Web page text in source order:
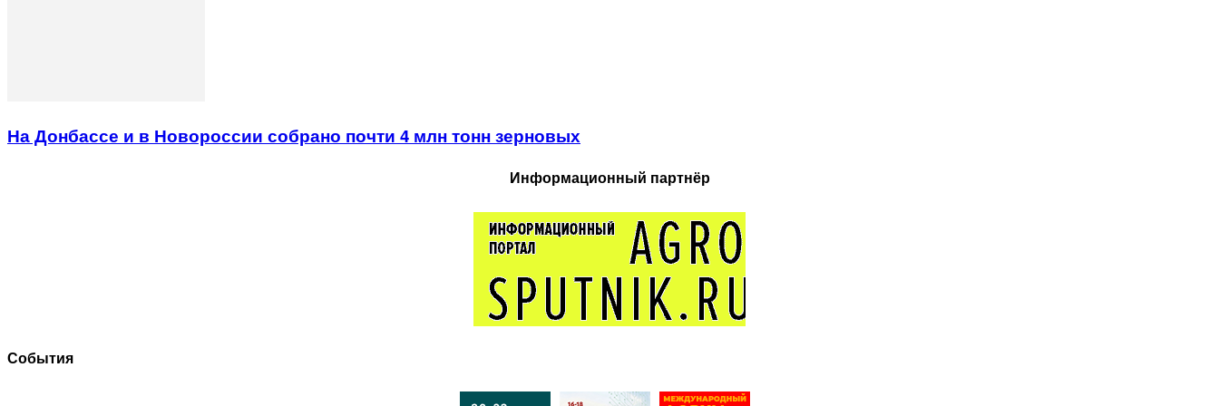
На Донбассе и в Новороссии собрано почти 4 млн тонн зерновых
Информационный партнёр
События